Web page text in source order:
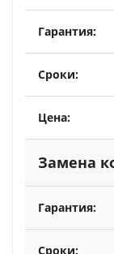
Замена